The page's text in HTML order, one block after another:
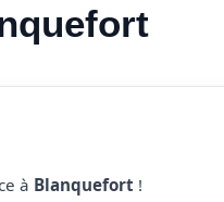
à Blanquefort !